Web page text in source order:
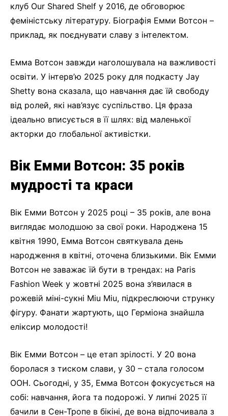
клуб Our Shared Shelf у 2016, де обговорює
феміністську літературу. Біографія Емми Вотсон –
приклад, як поєднувати славу з інтелектом.
Емма Вотсон завжди наголошувала на важливості
освіти. У інтерв’ю 2025 року для подкасту Jay
Shetty вона сказала, що навчання дає їй свободу
від ролей, які нав’язує суспільство. Ця фраза
ідеально вписується в її шлях: від маленької
акторки до глобальної активістки.
Вік Емми Вотсон: 35 років
мудрості та краси
Вік Емми Вотсон у 2025 році – 35 років, але вона
виглядає молодшою за свої роки. Народжена 15
квітня 1990, Емма Вотсон святкувала день
народження в квітні, оточена близькими. Вік Емми
Вотсон не заважає їй бути в трендах: на Paris
Fashion Week у жовтні 2025 вона з’явилася в
рожевій міні-сукні Miu Miu, підкреслюючи струнку
фігуру. Фанати жартують, що Герміона знайшла
еліксир молодості!
Вік Емми Вотсон – це етап зрілості. У 20 вона
боролася з тиском слави, у 30 – стала голосом
ООН. Сьогодні, у 35, Емма Вотсон фокусується на
собі: навчання, йога та подорожі. У липні 2025 її
бачили в Сен-Тропе в бікіні, де вона відпочивала з